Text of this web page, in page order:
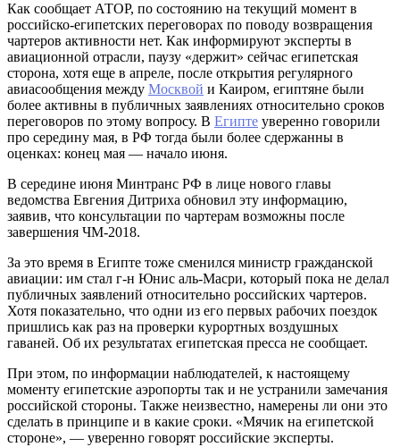
Как сообщает АТОР, по состоянию на текущий момент в
российско-египетских переговорах по поводу возвращения
чартеров активности нет. Как информируют эксперты в
авиационной отрасли, паузу «держит» сейчас египетская
сторона, хотя еще в апреле, после открытия регулярного
авиасообщения между Москвой и Каиром, египтяне были
более активны в публичных заявлениях относительно сроков
переговоров по этому вопросу. В Египте уверенно говорили
про середину мая, в РФ тогда были более сдержанны в
оценках: конец мая — начало июня.
В середине июня Минтранс РФ в лице нового главы
ведомства Евгения Дитриха обновил эту информацию,
заявив, что консультации по чартерам возможны после
завершения ЧМ-2018.
За это время в Египте тоже сменился министр гражданской
авиации: им стал г-н Юнис аль-Масри, который пока не делал
публичных заявлений относительно российских чартеров.
Хотя показательно, что одни из его первых рабочих поездок
пришлись как раз на проверки курортных воздушных
гаваней. Об их результатах египетская пресса не сообщает.
При этом, по информации наблюдателей, к настоящему
моменту египетские аэропорты так и не устранили замечания
российской стороны. Также неизвестно, намерены ли они это
сделать в принципе и в какие сроки. «Мячик на египетской
стороне», — уверенно говорят российские эксперты.